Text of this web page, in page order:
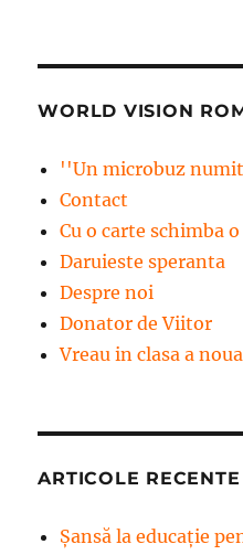
WORLD VISION
''Un microbuz
Contact
Cu o carte schimba
Daruieste speranta
Despre noi
Donator de Viitor
Vreau in clasa a noua
ARTICOLE RECENTE
Șansă la educație